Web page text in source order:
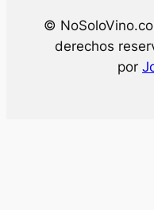
©
derechos
por